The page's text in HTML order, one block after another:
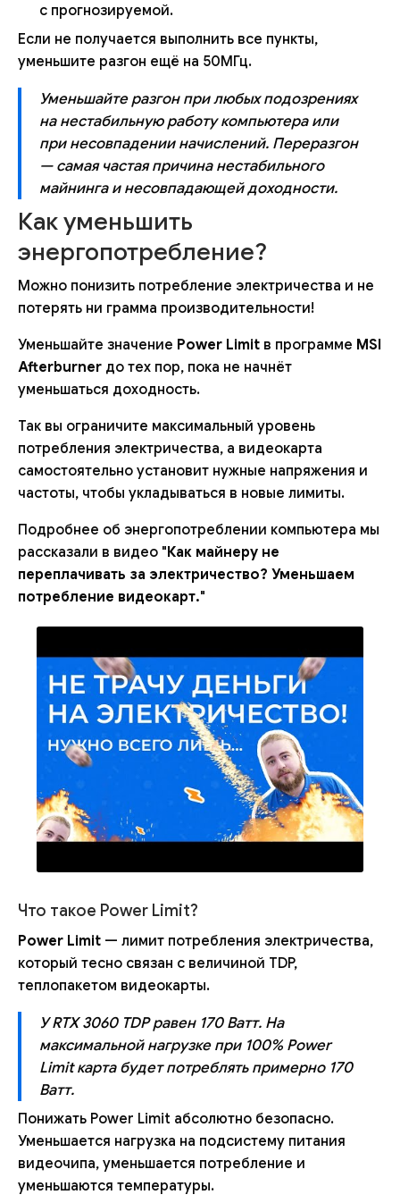
с прогнозируемой.
Если не получается выполнить все пункты,
уменьшите разгон ещё на 50МГц.
Уменьшайте разгон при любых подозрениях
на нестабильную работу компьютера или
при несовпадении начислений. Переразгон
— самая частая причина нестабильного
майнинга и несовпадающей доходности.
Как уменьшить
энергопотребление?
Можно понизить потребление электричества и не
потерять ни грамма производительности!
Уменьшайте значение Power Limit в программе MSI
Afterburner до тех пор, пока не начнёт
уменьшаться доходность.
Так вы ограничите максимальный уровень
потребления электричества, а видеокарта
самостоятельно установит нужные напряжения и
частоты, чтобы укладываться в новые лимиты.
Подробнее об энергопотреблении компьютера мы
рассказали в видео "Как майнеру не
переплачивать за электричество? Уменьшаем
потребление видеокарт."
Что такое Power Limit?
Power Limit — лимит потребления электричества,
который тесно связан с величиной TDP,
теплопакетом видеокарты.
У RTX 3060 TDP равен 170 Ватт. На
максимальной нагрузке при 100% Power
Limit карта будет потреблять примерно 170
Ватт.
Понижать Power Limit абсолютно безопасно.
Уменьшается нагрузка на подсистему питания
видеочипа, уменьшается потребление и
уменьшаются температуры.